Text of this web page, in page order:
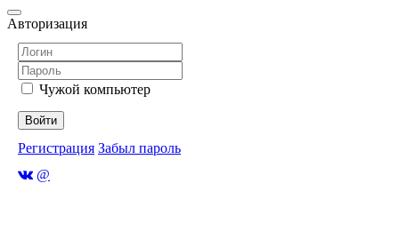
Авторизация
Чужой компьютер
Войти
Регистрация Забыл пароль
@